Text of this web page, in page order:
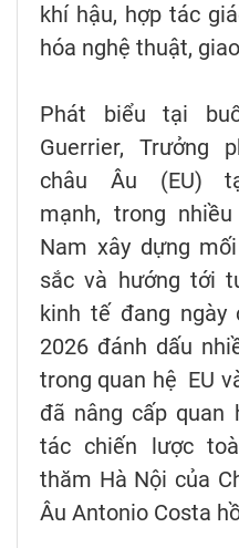
khí hậu, hợp tác
hóa nghệ thuật,
Phát biểu tại
Guerrier, Trưởng
châu Âu (EU)
mạnh, trong
Nam xây dựng
sắc và hướng tới
kinh tế đang ngày
2026 đánh dấu
trong quan hệ EU
đã nâng cấp quan
tác chiến lược
thăm Hà Nội của
Âu Antonio Costa